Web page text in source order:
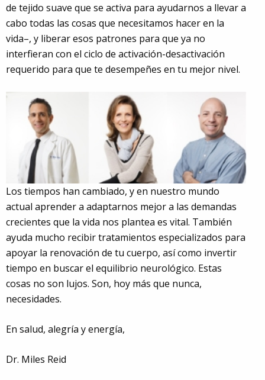
de tejido suave que se activa para ayudarnos a llevar a
cabo todas las cosas que necesitamos hacer en la
vida–, y liberar esos patrones para que ya no
interfieran con el ciclo de activación-desactivación
requerido para que te desempeñes en tu mejor nivel.
Los tiempos han cambiado, y en nuestro mundo
actual aprender a adaptarnos mejor a las demandas
crecientes que la vida nos plantea es vital. También
ayuda mucho recibir tratamientos especializados para
apoyar la renovación de tu cuerpo, así como invertir
tiempo en buscar el equilibrio neurológico. Estas
cosas no son lujos. Son, hoy más que nunca,
necesidades.
En salud, alegría y energía,
Dr. Miles Reid